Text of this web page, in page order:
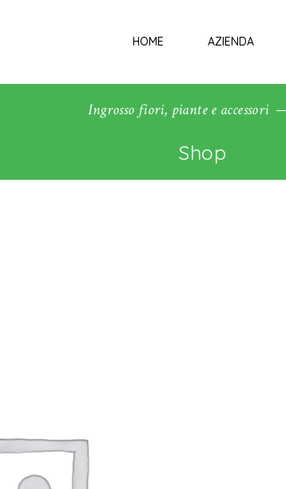
HOME AZIENDA
Ingrosso fiori, piante e accessori
Shop